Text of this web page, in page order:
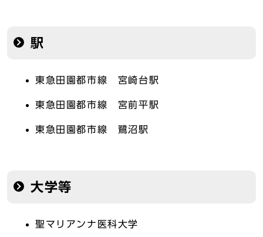
駅
東急田園都市線 宮崎台駅
東急田園都市線 宮前平駅
東急田園都市線 鷺沼駅
大学等
聖マリアンナ医科大学